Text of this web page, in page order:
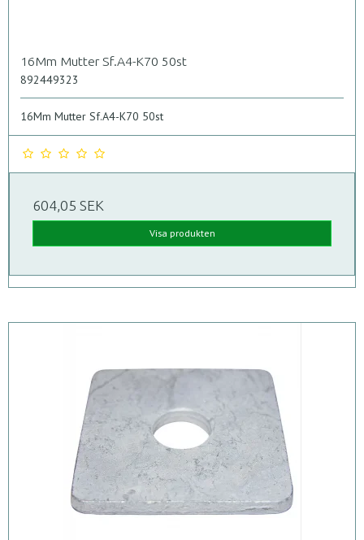
16Mm Mutter Sf.A4-K70 50st
892449323
16Mm Mutter Sf.A4-K70 50st
604,05 SEK
Visa produkten